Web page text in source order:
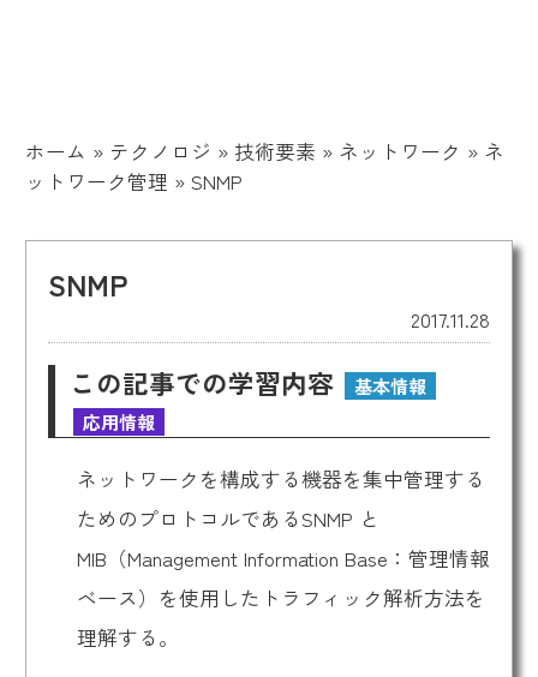
ホーム » テクノロジ » 技術要素 » ネットワーク » ネ
ットワーク管理 »SNMP
SNMP
2017.11.28
この記事での学習内容
基本情報
応用情報
ネットワークを構成する機器を集中管理する
ためのプロトコルであるSNMP と
MIB（Management Information Base：管理情報
ベース）を使用したトラフィック解析方法を
理解する。